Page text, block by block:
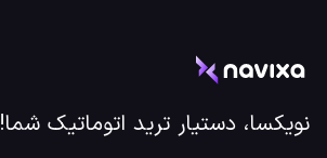
نویکسا، دستیار ترید اتوماتیک شما!